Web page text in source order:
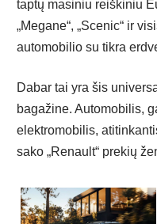
taptų masiniu reiškiniu
„Megane“, „Scenic“ ir
automobilio su tikra
Dabar tai yra šis
bagažine. Automobilis,
elektromobilis,
sako „Renault“ prekių